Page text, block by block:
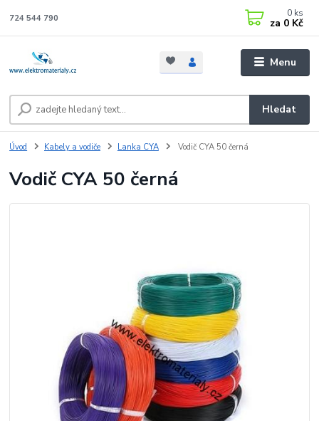
Menu
Hledat
724 544 790 0 ks
za 0 Kč
Úvod Kabely a vodiče Lanka CYA Vodič CYA 50 černá
Vodič CYA 50 černá